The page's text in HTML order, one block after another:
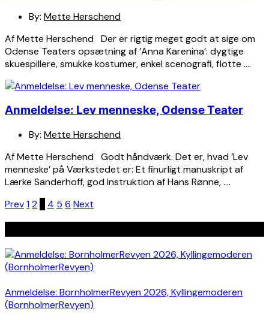
By: Mette Herschend
Af Mette Herschend Der er rigtig meget godt at sige om
Odense Teaters opsætning af ’Anna Karenina’: dygtige
skuespillere, smukke kostumer, enkel scenografi, flotte ….
Anmeldelse: Lev menneske, Odense Teater
By: Mette Herschend
Af Mette Herschend Godt håndværk. Det er, hvad ’Lev
menneske’ på Værkstedet er: Et finurligt manuskript af
Lærke Sanderhoff, god instruktion af Hans Rønne, ….
Indlægsinddeling
Prev12 4 5 6 Next
Anmeldelse: BornholmerRevyen 2026, Kyllingemoderen
(BornholmerRevyen)